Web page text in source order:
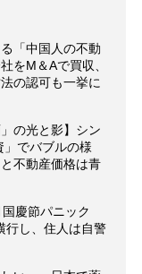
「中国人の不動
をM＆Aで買収、
の認可も一挙に
の光と影】シン
でバブルの様
不動産価格は青
国慶節パニック
行し、住人は自警